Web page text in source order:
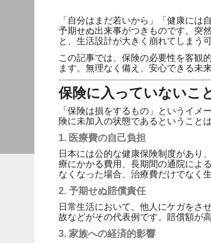
「自分はまだ若いから」「健康に
予期せぬ出来事がつきものです。突
と、生活設計が大きく崩れてしまう
この記事では、保険の必要性を客観
ます。無理なく備え、安心できる未
保険に入っていないこ
「保険は損をするもの」というイ
険に未加入の状態であるということ
1. 医療費の自己負担
日本には公的な健康保険制度があり
療にかかる費用、長期間の通院によ
なくなった場合、治療費だけでなく
2. 予期せぬ賠償責任
日常生活において、他人にケガをさ
故などがその代表例です。賠償額が
3. 家族への経済的影響